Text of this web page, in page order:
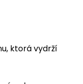
ktorá vydrží